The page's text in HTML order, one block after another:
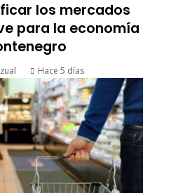
los mercados
para la economía
Hace 5 días